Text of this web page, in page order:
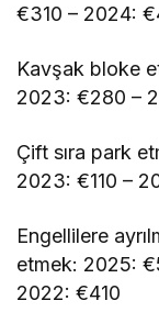
€310 – 2024:
Kavşak bloke
2023: €280 –
Çift sıra park
2023: €110 –
Engellilere
etmek: 2025:
2022: €410